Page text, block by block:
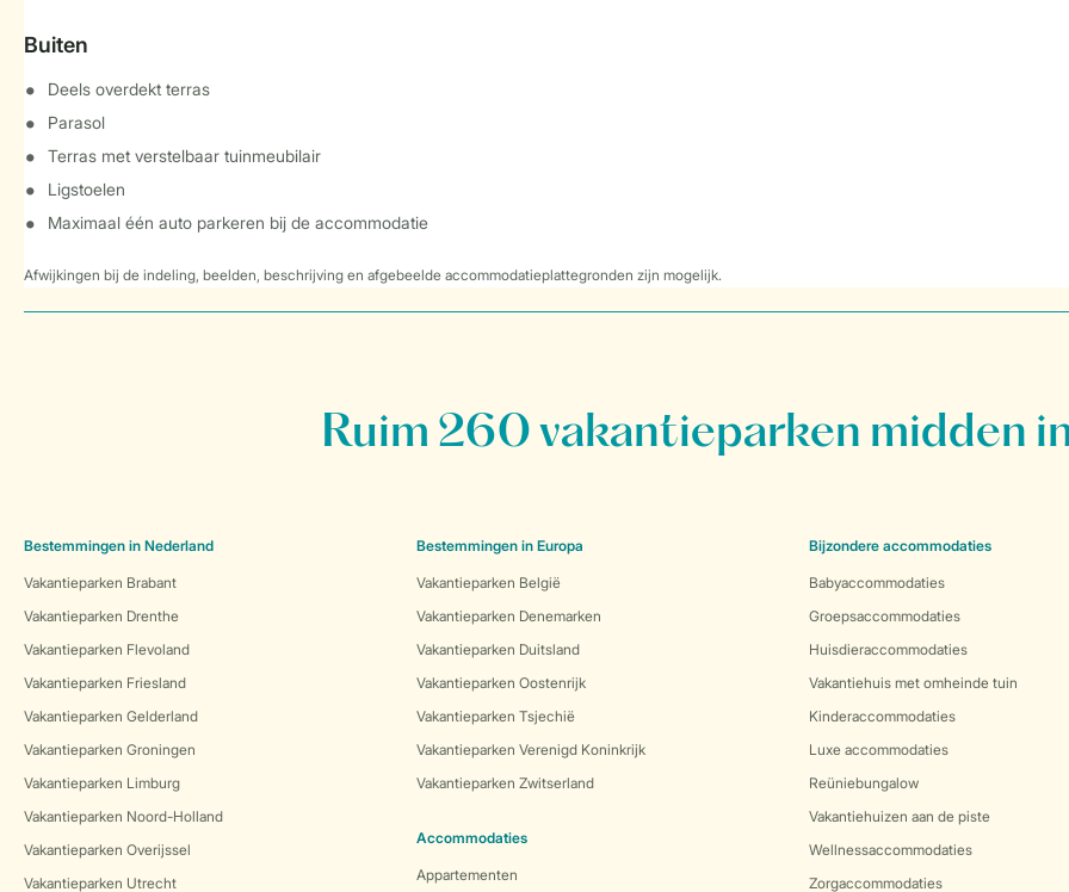
Buiten
Deels overdekt terras
Parasol
Terras met verstelbaar tuinmeubilair
Ligstoelen
Maximaal één auto parkeren bij de accommodatie
Afwijkingen bij de indeling, beelden, beschrijving en afgebeelde accommodatieplattegronden zijn mogelijk.
Ruim 260 vakantieparken midden
Bestemmingen in Nederland
Vakantieparken Brabant
Vakantieparken Drenthe
Vakantieparken Flevoland
Vakantieparken Friesland
Vakantieparken Gelderland
Vakantieparken Groningen
Vakantieparken Limburg
Vakantieparken Noord-Holland
Vakantieparken Overijssel
Vakantieparken Utrecht
Bestemmingen in Europa
Vakantieparken België
Vakantieparken Denemarken
Vakantieparken Duitsland
Vakantieparken Oostenrijk
Vakantieparken Tsjechië
Vakantieparken Verenigd Koninkrijk
Vakantieparken Zwitserland
Accommodaties
Appartementen
Bijzondere accommodaties
Babyaccommodaties
Groepsaccommodaties
Huisdieraccommodaties
Vakantiehuis met omheinde tuin
Kinderaccommodaties
Luxe accommodaties
Reüniebungalow
Vakantiehuizen aan de piste
Wellnessaccommodaties
Zorgaccommodaties